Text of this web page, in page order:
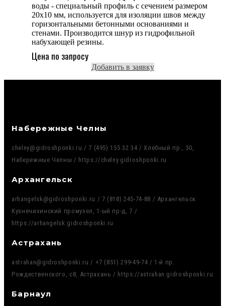
воды - специальный профиль с сечением размером
20x10 мм, используется для изоляции швов между
горизонтальными бетонными основаниями и
стенами. Производится шнур из гидрофильной
набухающей резины.
Цена по запросу
Добавить в заявку
Набережные Челны
chelny@gidroshponki.ru / 7 (495) 155 32 34 / Хлебный пр., 30,
Набережные Челны / https://chelny.gidroshponki.ru
Архангельск
arhangelsk@gidroshponki.ru / 7 (818) 245-74-88 / Архангельск
Кузнечихинский промузел, 1-ый пр-д, 7 /
https://arhangelsk.gidroshponki.ru
Астрахань
astrahan@gidroshponki.ru / +7 (851) 299-49-74 / 1-й пр.
Рождественского, с8, Астрахань / https://astrahan.gidroshponki.ru
Барнаул